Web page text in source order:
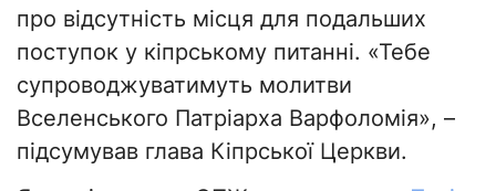
про відсутність місця для подальших
поступок у кіпрському питанні. «Тебе
супроводжуватимуть молитви
Вселенського Патріарха Варфоломія», –
підсумував глава Кіпрської Церкви.